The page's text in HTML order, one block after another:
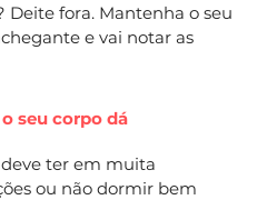
Deite fora. Mantenha o seu
e vai notar as
seu corpo dá
ter em muita
ou não dormir bem